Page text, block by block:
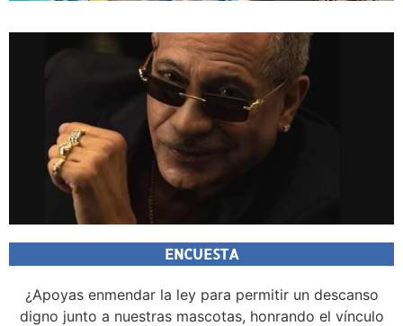
ENCUESTA
¿Apoyas enmendar la ley para permitir un descanso
digno junto a nuestras mascotas, honrando el vínculo